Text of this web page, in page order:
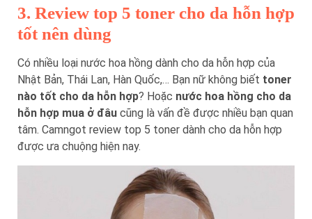
3. Review top 5 toner cho da hỗn hợp
tốt nên dùng
Có nhiều loại nước hoa hồng dành cho da hỗn hợp của
Nhật Bản, Thái Lan, Hàn Quốc,… Bạn nữ không biết toner
nào tốt cho da hỗn hợp? Hoặc nước hoa hồng cho da
hỗn hợp mua ở đâu cũng là vấn đề được nhiều bạn quan
tâm. Camngot review top 5 toner dành cho da hỗn hợp
được ưa chuộng hiện nay.